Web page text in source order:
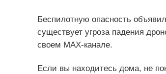
Беспилотную опасность
существует угроза падения
своем MAX-канале.
Если вы находитесь дома, не